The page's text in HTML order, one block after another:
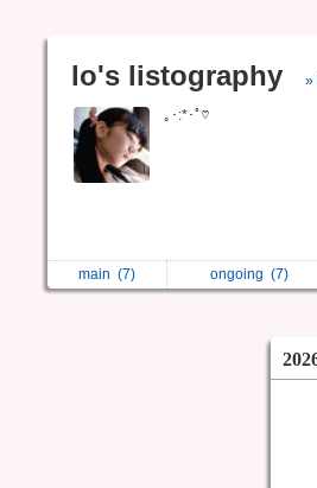
lo's listography »
｡･:*･ﾟ♡
main (7) ongoing (7)